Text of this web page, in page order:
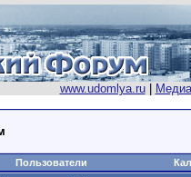
www.udomlya.ru|
Пользователи